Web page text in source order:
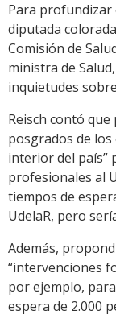
Para profundizar
diputada
Comisión de
ministra de
inquietudes
Reisch contó
posgrados de
interior del país”
profesionales al
tiempos de
UdelaR, pero
Además,
“intervenciones
por ejemplo,
espera de 2.000